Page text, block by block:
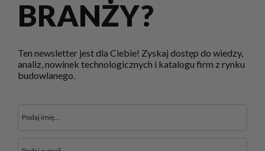
BRANŻY?
Ten newsletter jest dla Ciebie! Zyskaj dostęp do wiedzy,
analiz, nowinek technologicznych i katalogu firm z rynku
budowlanego.